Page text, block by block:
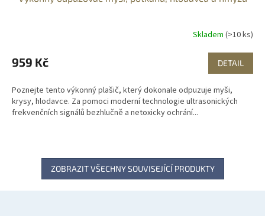
Skladem (>10 ks)
959 Kč DETAIL
Poznejte tento výkonný plašič, který dokonale odpuzuje myši,
krysy, hlodavce. Za pomoci moderní technologie ultrasonických
frekvenčních signálů bezhlučně a netoxicky ochrání...
ZOBRAZIT VŠECHNY SOUVISEJÍCÍ PRODUKTY